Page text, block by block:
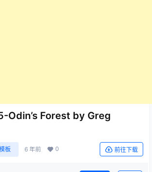
Odin’s Forest by Greg
板 6 年前 0 前往下载